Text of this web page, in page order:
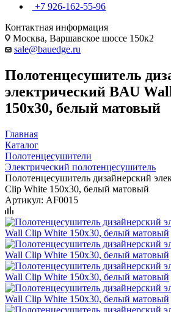
+7 926-162-55-96
Контактная информация
Москва, Варшавское шоссе 150к2
sale@bauedge.ru
Полотенцесушитель
электрический BAU
150х30, белый матовый
Главная
Каталог
Полотенцесушители
Электрический полотенцесушитель
Полотенцесушитель дизайнерский
Clip White 150х30, белый матовый
Артикул: AF0015